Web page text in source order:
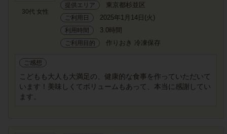
30代 女性
提供エリア 東京都杉並区
ご利用日 2025年1月14日(火)
利用時間 3.0時間
ご利用目的 作りおき 冷凍保存
ご感想
こどもも大人も大満足の、健康的な食事を作っていただいて
います！美味しくてボリュームもあって、本当に感謝してい
ます。